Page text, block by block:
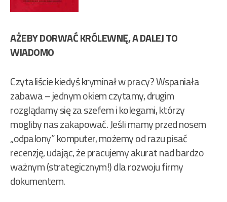
AŻEBY DORWAĆ KRÓLEWNĘ, A DALEJ TO
WIADOMO
Czytaliście kiedyś kryminał w pracy? Wspaniała
zabawa – jednym okiem czytamy, drugim
rozglądamy się za szefem i kolegami, którzy
mogliby nas zakapować. Jeśli mamy przed nosem
„odpalony” komputer, możemy od razu pisać
recenzję, udając, że pracujemy akurat nad bardzo
ważnym (strategicznym!) dla rozwoju firmy
dokumentem.